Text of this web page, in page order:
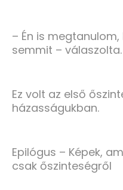
– Én is
semmit – válaszolta.
Ez volt az első
házasságukban.
Epilógus – Képek,
csak őszinteségről